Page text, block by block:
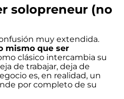
solopreneur (no
muy extendida.
mismo que ser
clásico intercambia su
de trabajar, deja de
es, en realidad, un
por completo de su